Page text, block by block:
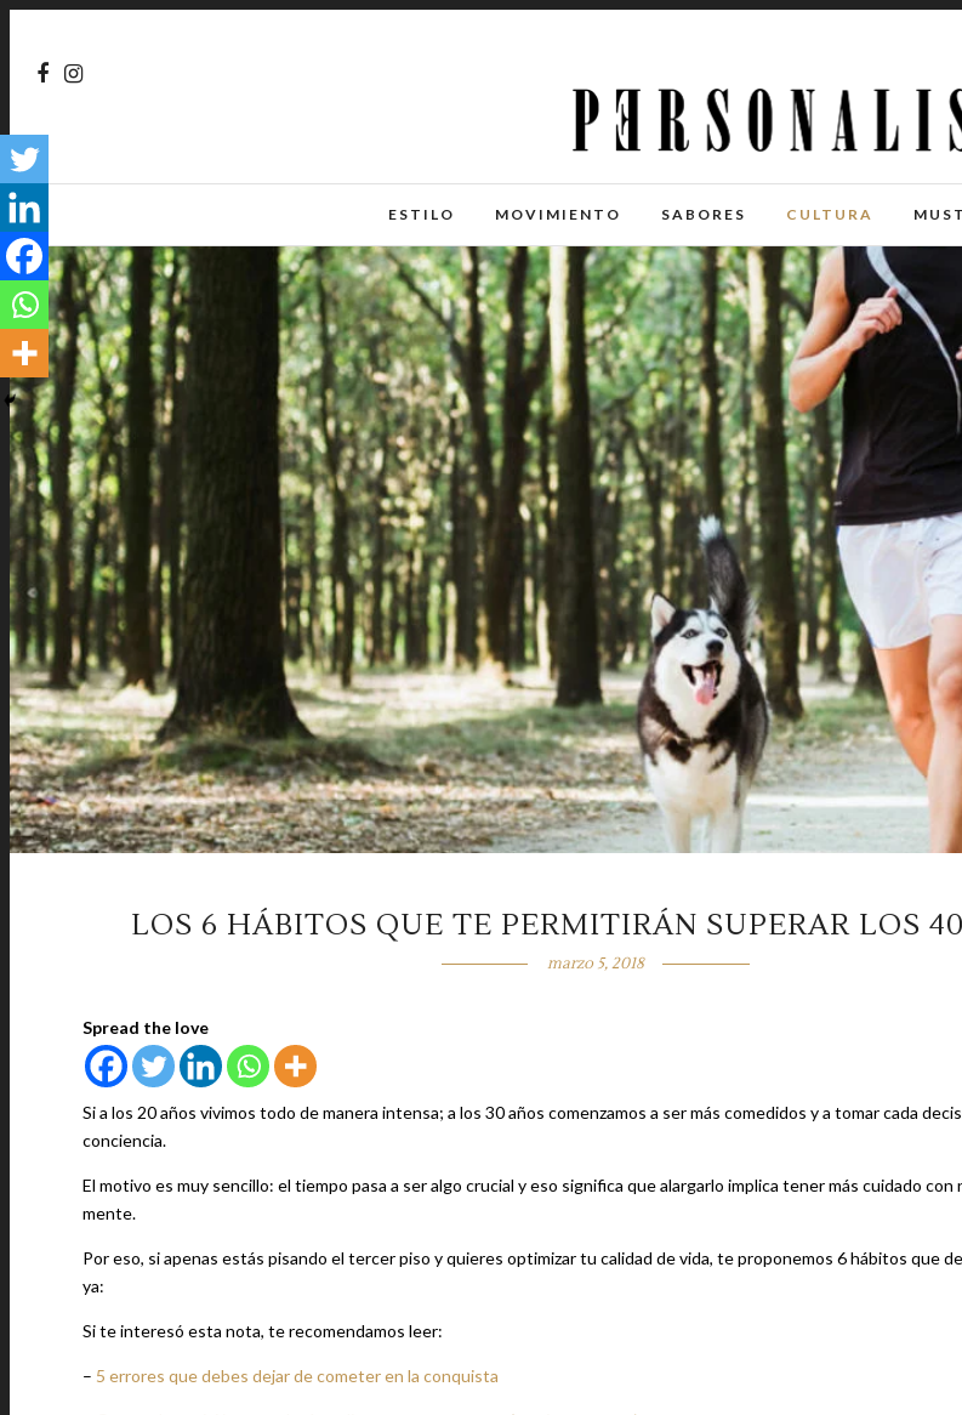
ESTILO MOVIMIENTO SABORES CULTURA
LOS 6 HÁBITOS QUE TE PERMITIRÁN SUPERAR LOS
marzo 5, 2018
Spread the love
Si a los 20 años vivimos todo de manera intensa; a los 30 años comenzamos a ser más comedidos y a tomar cada
conciencia.
El motivo es muy sencillo: el tiempo pasa a ser algo crucial y eso significa que alargarlo implica tener más cuidado
mente.
Por eso, si apenas estás pisando el tercer piso y quieres optimizar tu calidad de vida, te proponemos 6 hábitos que
ya:
Si te interesó esta nota, te recomendamos leer:
– 5 errores que debes dejar de cometer en la conquista